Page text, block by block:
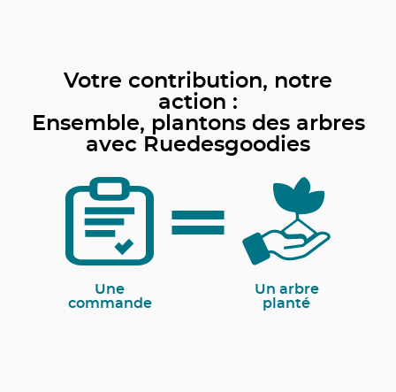
Votre contribution, notre
action :
Ensemble, plantons des arbres
avec Ruedesgoodies
Une
commande
Un arbre
planté